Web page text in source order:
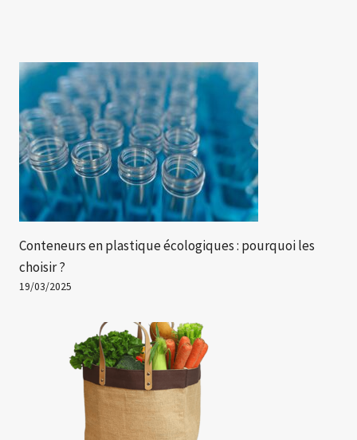
Conteneurs en plastique écologiques : pourquoi les
choisir ?
19/03/2025